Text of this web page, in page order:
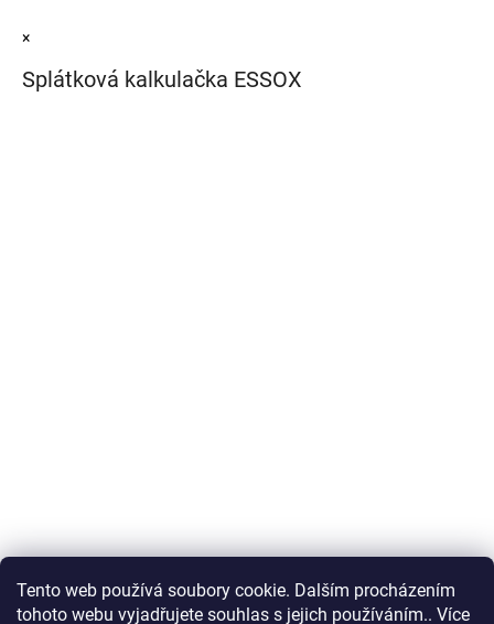
Tento web používá soubory cookie. Dalším procházením
tohoto webu vyjadřujete souhlas s jejich používáním.. Více
×
Splátková kalkulačka ESSOX